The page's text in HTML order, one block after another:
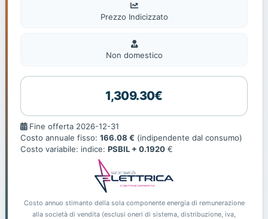
Prezzo Indicizzato
Non
domestic
Non domestico
1,309.30€
Fine
offerta
Fine offerta 2026-12-31
Costo annuale fisso: 166.08 € (indipendente dal consumo)
Costo variabile: indice: PSBIL + 0.1920 €
Costo annuo stimanto della sola componente energia di remunerazione
alla società di vendita (esclusi oneri di sistema, distribuzione, iva,